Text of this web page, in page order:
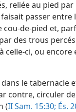
reliée au pied par
faisait passer entre
de-pied et,
des trous
celle-ci, ou encore
le tabernacle
contre, circuler
(II Sam. 15:30; És.